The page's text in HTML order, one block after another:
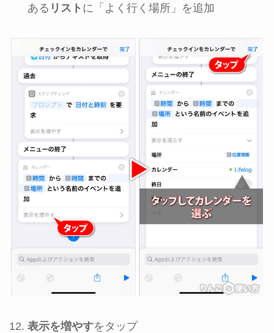
ある リスト に「よく行く場所」を追加
表示を増やすをタップ